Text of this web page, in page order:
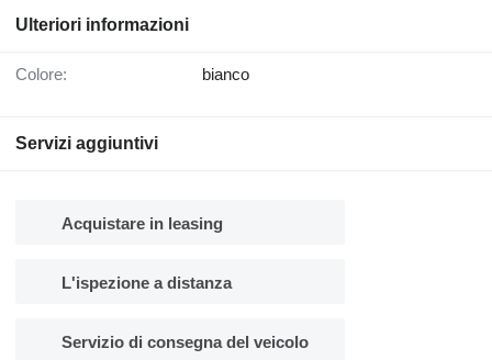
Ulteriori informazioni
Colore: bianco
Servizi aggiuntivi
Acquistare in leasing
L'ispezione a distanza
Servizio di consegna del veicolo